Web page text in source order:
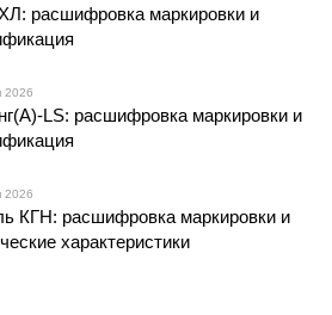
расшифровка маркировки и
2026
LS: расшифровка маркировки и
2026
КГН: расшифровка маркировки и
характеристики